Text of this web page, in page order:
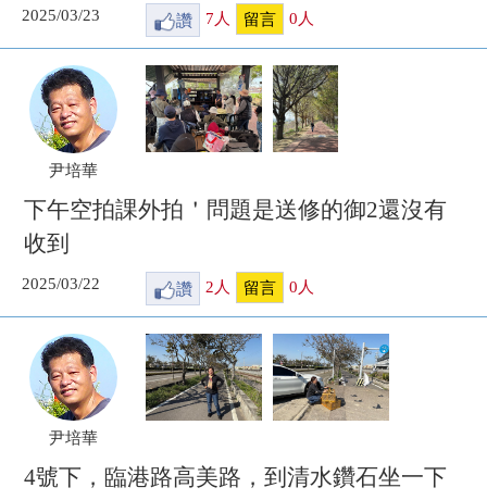
2025/03/23 讚 7 人 留言 0 人
尹培華
下午空拍課外拍＇問題是送修的御2還沒有
收到
2025/03/22 讚 2 人 留言 0 人
尹培華
4號下，臨港路高美路，到清水鑽石坐一下